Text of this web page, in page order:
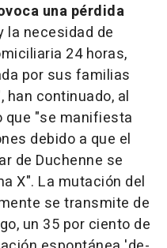
una pérdida
la necesidad de
24 horas,
por sus familias
han continuado, al
que "se manifiesta
debido a que el
de Duchenne se
X". La mutación del
se transmite de
un 35 por ciento de